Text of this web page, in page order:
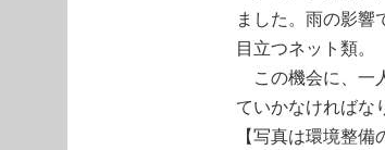
ました。雨の影響
目立つネット類。
この機会に、一
ていかなければな
【写真は環境整備